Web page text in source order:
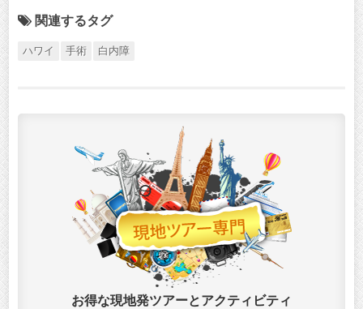
関連するタグ
ハワイ 手術 白内障
お得な現地発ツアーとアクティビティ